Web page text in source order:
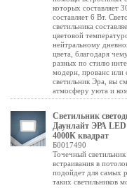
которых составляет
составляет 6 Вт.
светильника
цветовой
нейтральному
цвета, благодаря
разных по стилю
модерн, прованс или
светильник Эра, вы
атмосферу уюта и
Светильник
Даунлайт ЭРА
4000К квадрат
Б0017490
Точечный
встраивания в
подойдет для самых
таких светильников